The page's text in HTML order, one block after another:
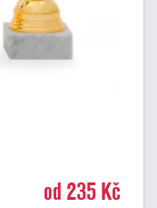
od 235 Kč